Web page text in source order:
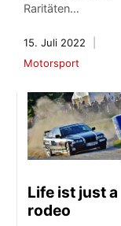
Raritäten…
15. Juli 2022
Motorsport
Life ist just a
rodeo